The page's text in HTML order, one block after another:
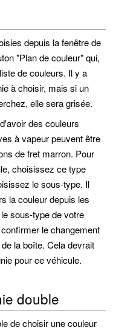
depuis la fenêtre de
"Plan de couleur" qui,
de couleurs. Il y a
à choisir, mais si un
elle sera grisée.
des couleurs
à vapeur peuvent être
de fret marron. Pour
choisissez ce type
le sous-type. Il
la couleur depuis les
sous-type de votre
le changement
la boîte. Cela devrait
pour ce véhicule.
double
de choisir une couleur